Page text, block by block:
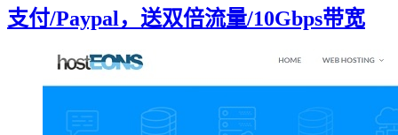
支付/Paypal，送双倍流量/10Gbps带宽